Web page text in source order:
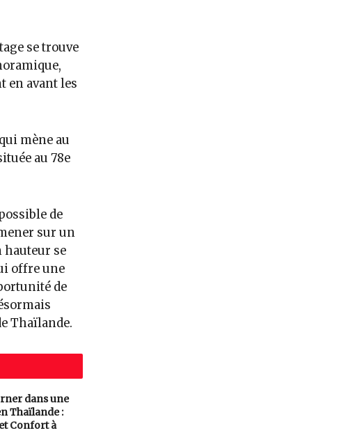
se trouve
en avant les
mène au
au 78e
de
sur un
hauteur se
offre une
de
Thaïlande.
dans une
Thaïlande :
Confort à